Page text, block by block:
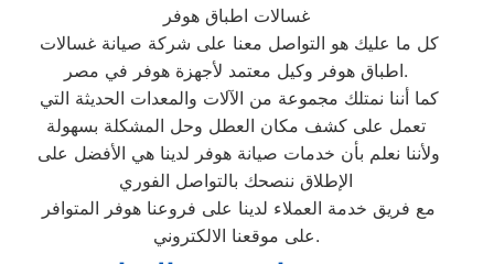
غسالات اطباق هوفر
اطباق هوفر وكيل معتمد لأجهزة هوفر في مصر.
تعمل على كشف مكان العطل وحل المشكلة بسهولة
الإطلاق ننصحك بالتواصل الفوري
على موقعنا الالكتروني.